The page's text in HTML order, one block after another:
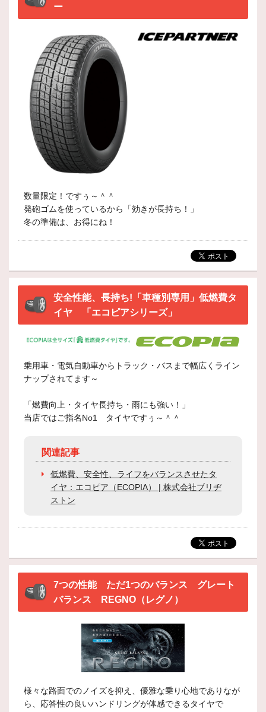
ー
数量限定！ですぅ～＾＾
発砲ゴムを使っているから「効きが長持ち！」
冬の準備は、お得にね！
安全性能、長持ち!「車種別専用」低燃費タ
イヤ 「エコピアシリーズ」
乗用車・電気自動車からトラック・バスまで幅広くライン
ナップされてます～
「燃費向上・タイヤ長持ち・雨にも強い！」
当店ではご指名No1 タイヤですぅ～＾＾
関連記事
低燃費、安全性、ライフをバランスさせたタ
イヤ：エコピア（ECOPIA） | 株式会社ブリヂ
ストン
7つの性能 ただ1つのバランス グレート
バランス REGNO（レグノ）
様々な路面でのノイズを抑え、優雅な乗り心地でありなが
ら、応答性の良いハンドリングが体感できるタイヤで